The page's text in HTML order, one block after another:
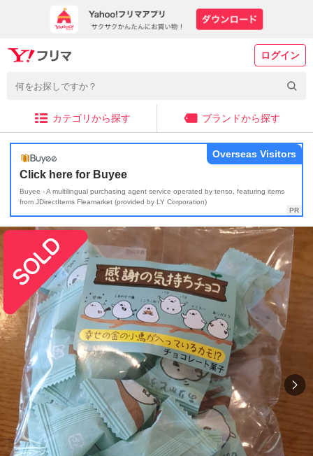
ログイン
カテゴリから探す ブランドから探す
Click here for Buyee
Buyee - A multilingual purchasing agent service operated by tenso, featuring items
from JDirectItems Fleamarket (provided by LY Corporation)
Overseas Visitors